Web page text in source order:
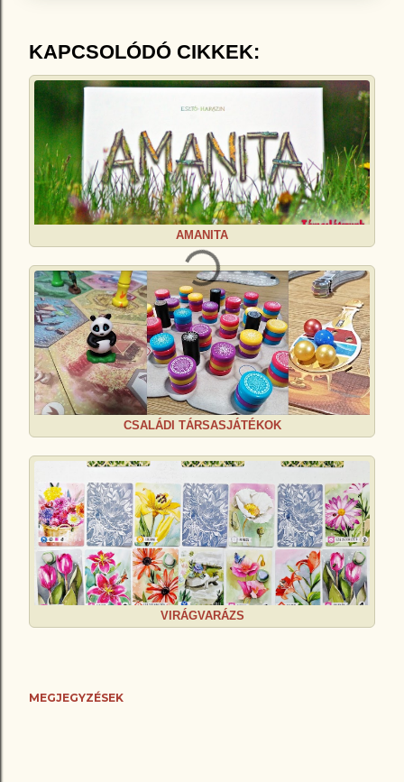
KAPCSOLÓDÓ CIKKEK:
AMANITA
CSALÁDI TÁRSASJÁTÉKOK
VIRÁGVARÁZS
MEGJEGYZÉSEK